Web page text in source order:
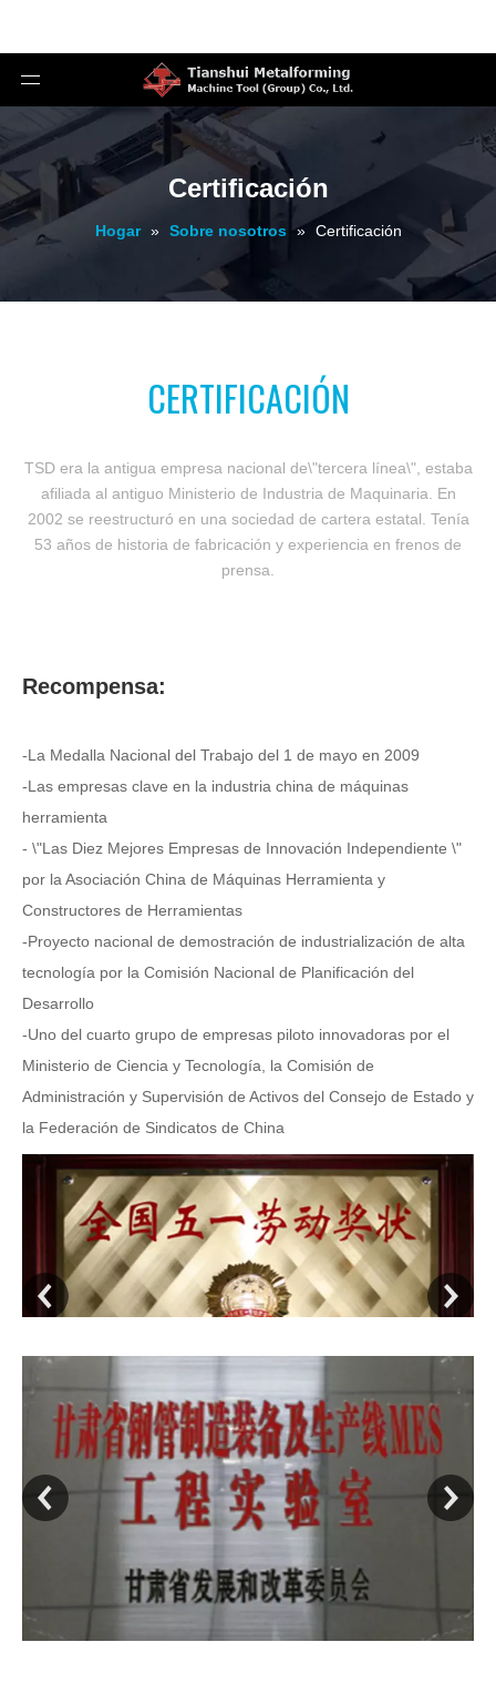
Certificación
Hogar » Sobre nosotros » Certificación
CERTIFICACIÓN
TSD era la antigua empresa nacional de\"tercera línea\", estaba
afiliada al antiguo Ministerio de Industria de Maquinaria. En
2002 se reestructuró en una sociedad de cartera estatal. Tenía
53 años de historia de fabricación y experiencia en frenos de
prensa.
Recompensa:
-La Medalla Nacional del Trabajo del 1 de mayo en 2009
-Las empresas clave en la industria china de máquinas
herramienta
- \"Las Diez Mejores Empresas de Innovación Independiente \"
por la Asociación China de Máquinas Herramienta y
Constructores de Herramientas
-Proyecto nacional de demostración de industrialización de alta
tecnología por la Comisión Nacional de Planificación del
Desarrollo
-Uno del cuarto grupo de empresas piloto innovadoras por el
Ministerio de Ciencia y Tecnología, la Comisión de
Administración y Supervisión de Activos del Consejo de Estado y
la Federación de Sindicatos de China